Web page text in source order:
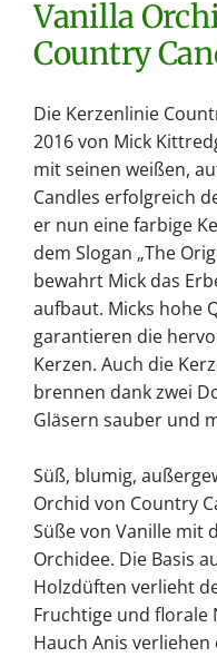
Vanilla Orchid Duftkerze von
Country
Die Kerzenlinie
2016 von Mick
mit seinen weißen,
Candles erfolgreich
er nun eine farbige
dem Slogan „The
bewahrt Mick das
aufbaut. Micks hohe
garantieren die
Kerzen. Auch die
brennen dank zwei
Gläsern sauber und
Süß, blumig,
Orchid von Country
Süße von Vanille mit
Orchidee. Die Basis
Holzdüften verlieht
Fruchtige und
Hauch Anis